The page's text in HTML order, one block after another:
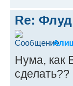
Re:
Нума, как
сделать??